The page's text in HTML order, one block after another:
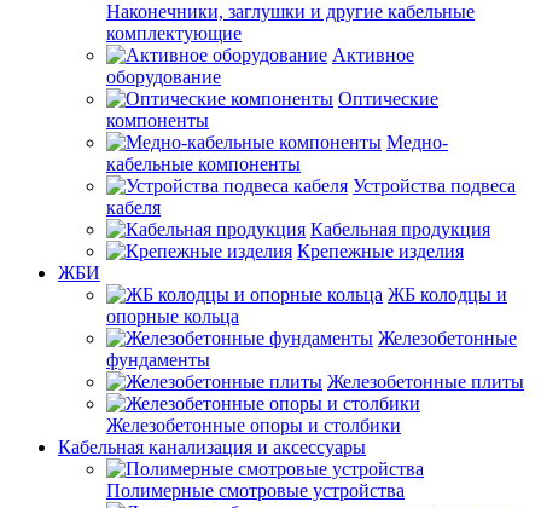
Наконечники, заглушки и другие кабельные
комплектующие
Активное
оборудование
Оптические
компоненты
Медно-
кабельные компоненты
Устройства подвеса
кабеля
Кабельная продукция
Крепежные изделия
ЖБИ
ЖБ колодцы и
опорные кольца
Железобетонные
фундаменты
Железобетонные плиты
Железобетонные опоры и столбики
Кабельная канализация и аксессуары
Полимерные смотровые устройства